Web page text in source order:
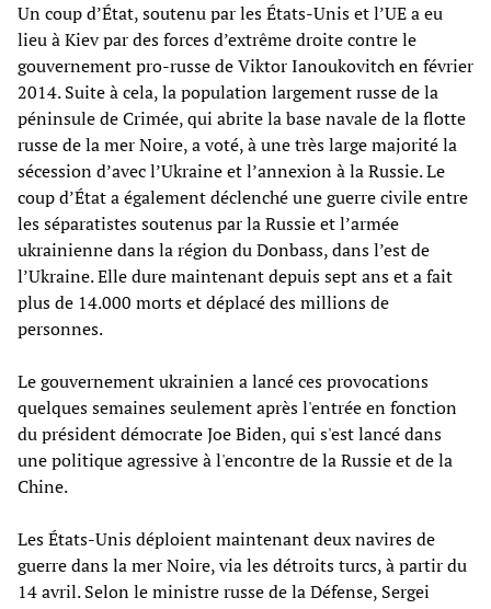
Un coup d’État, soutenu par les États-Unis et l’UE a eu
lieu à Kiev par des forces d’extrême droite contre le
gouvernement pro-russe de Viktor Ianoukovitch en février
2014. Suite à cela, la population largement russe de la
péninsule de Crimée, qui abrite la base navale de la flotte
russe de la mer Noire, a voté, à une très large majorité la
sécession d’avec l’Ukraine et l’annexion à la Russie. Le
coup d’État a également déclenché une guerre civile entre
les séparatistes soutenus par la Russie et l’armée
ukrainienne dans la région du Donbass, dans l’est de
l’Ukraine. Elle dure maintenant depuis sept ans et a fait
plus de 14.000 morts et déplacé des millions de
personnes.
Le gouvernement ukrainien a lancé ces provocations
quelques semaines seulement après l'entrée en fonction
du président démocrate Joe Biden, qui s'est lancé dans
une politique agressive à l'encontre de la Russie et de la
Chine.
Les États-Unis déploient maintenant deux navires de
guerre dans la mer Noire, via les détroits turcs, à partir du
14 avril. Selon le ministre russe de la Défense, Sergei